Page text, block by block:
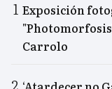
Exposición
Carrolo